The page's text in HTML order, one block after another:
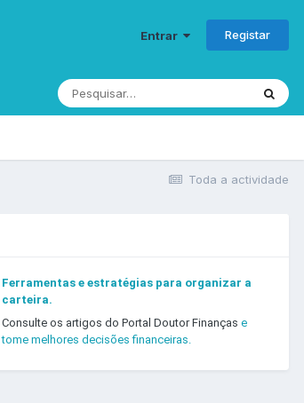
Entrar Registar
Toda a actividade
Ferramentas e estratégias para organizar a
carteira.
Consulte os artigos do Portal Doutor Finanças e
tome melhores decisões financeiras.